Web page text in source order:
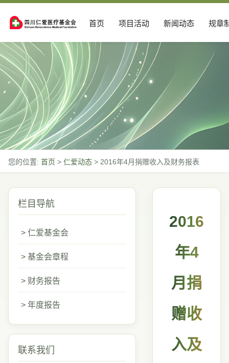
首页 项目活动 新闻动态 规章
您的位置: 首页 > 仁爱动态 > 2016年4月捐赠收入及财务报表
栏目导航
> 仁爱基金会
> 基金会章程
> 财务报告
> 年度报告
联系我们
2016
年4
月捐
赠收
入及